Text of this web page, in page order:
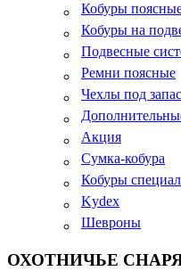
Кобуры
Кобуры на
Подвесные
Ремни поясные
Чехлы под
Акция
Сумка-кобура
Кобуры
Kydex
Шевроны
ОХОТНИЧЬЕ